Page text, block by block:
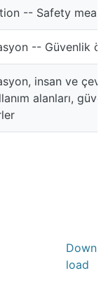
-- Safety
-- Güvenlik
insan ve
alanları,
Down
load